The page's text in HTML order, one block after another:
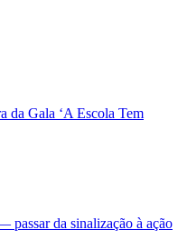
da Gala ‘A Escola Tem
da sinalização à ação